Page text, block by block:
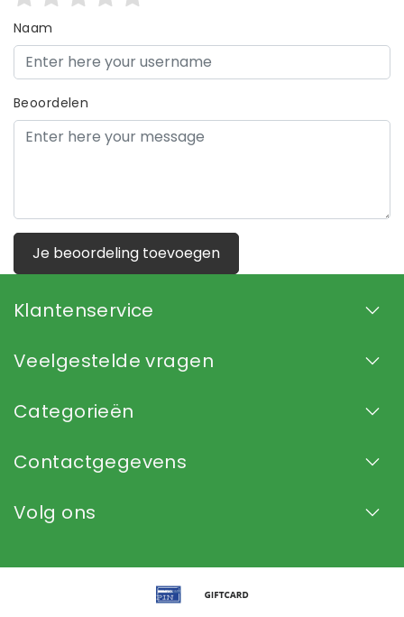
Naam
Beoordelen
Je beoordeling toevoegen
Klantenservice
Veelgestelde vragen
Categorieën
Contactgegevens
Volg ons